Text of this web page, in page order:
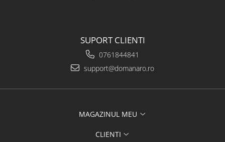
SUPORT CLIENTI
0761844841
support@domanaro.ro
MAGAZINUL MEU
CLIENTI